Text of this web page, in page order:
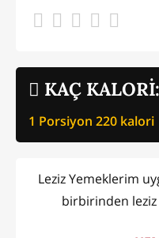
KAÇ KALORİ:
1 Porsiyon 220 kalori
Leziz Yemeklerim
birbirinden